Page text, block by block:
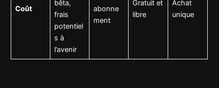
Coût
bêta,
frais
potentiel
s à
l’avenir
abonne
ment
Gratuit et
libre
Achat
unique